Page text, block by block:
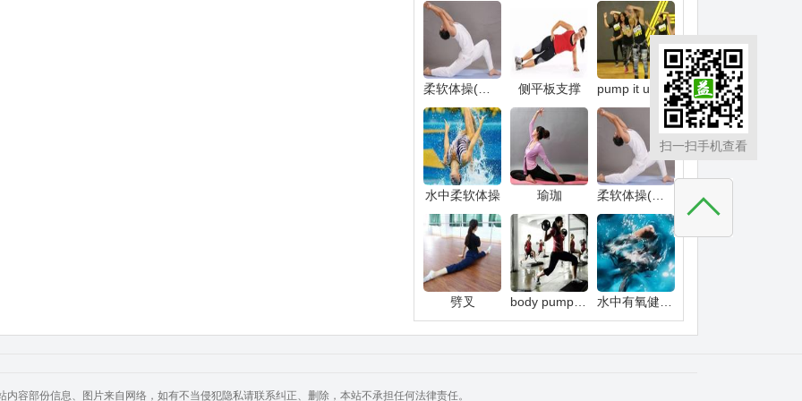
侧平板支撑 pump it up健身操
水中柔软体操 瑜珈
劈叉
扫一扫手机查看
内容部份信息、图片来自网络，如有不当侵犯隐私请联系纠正、删除，本站不承担任何法律责任。